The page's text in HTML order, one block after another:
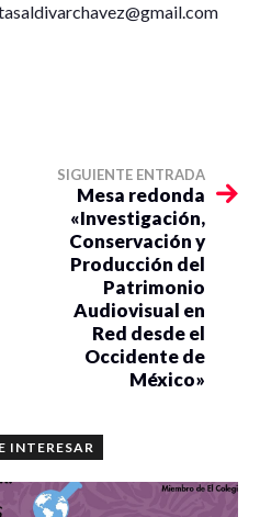
SIGUIENTE ENTRADA
Mesa redonda
«Investigación,
Conservación y
Producción del
Patrimonio
Audiovisual en
Red desde el
Occidente de
México»
INTERESAR